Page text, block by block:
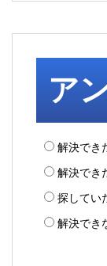
ア
解決でき
解決でき
探してい
解決でき